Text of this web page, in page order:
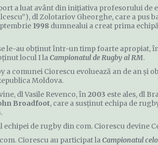
a luat avânt din iniţiativa profesorului de
dl Zolotariov Gheorghe, care a pus
1998dumnealui a creat prima
le-au obţinut într-un timp foarte apropiat,
locul I laCampionatul de Rugby al RM.
a comunei Ciorescu evoluează an de an
Moldova.
dl Vasile Revenco, în2003 este ales, dl
Broadfoot, care a susţinut echipa de
de rugby din com. Ciorescu devine
Ciorescu au participat laCampionatul